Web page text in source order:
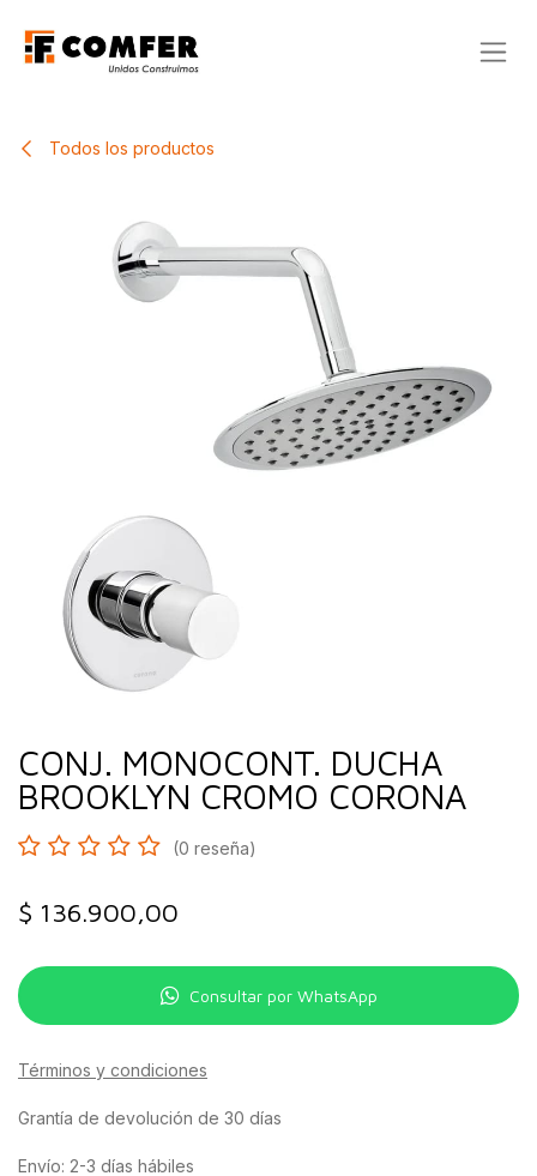
Todos los productos
CONJ. MONOCONT. DUCHA
BROOKLYN CROMO CORONA
(0 reseña)
$ 136.900,00
Consultar por WhatsApp
Términos y condiciones
Grantía de devolución de 30 días
Envío: 2-3 días hábiles